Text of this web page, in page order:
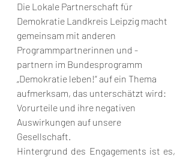
Die Lokale Partnerschaft für
Demokratie Landkreis Leipzig macht
gemeinsam mit anderen
Programmpartnerinnen und -
partnern im Bundesprogramm
„Demokratie leben!“ auf ein Thema
aufmerksam, das unterschätzt wird:
Vorurteile und ihre negativen
Auswirkungen auf unsere
Gesellschaft.
Hintergrund des Engagements ist es,